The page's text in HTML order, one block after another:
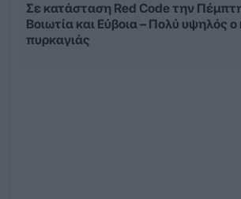
Σε κατάσταση Red Code την
Βοιωτία και Εύβοια – Πολύ υψηλός ο
πυρκαγιάς